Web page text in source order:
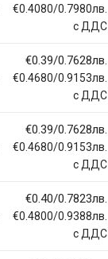
€0.4080/0.7980лв.
с ДДС
€0.39/0.7628лв.
€0.4680/0.9153лв.
с ДДС
€0.39/0.7628лв.
€0.4680/0.9153лв.
с ДДС
€0.40/0.7823лв.
€0.4800/0.9388лв.
с ДДС